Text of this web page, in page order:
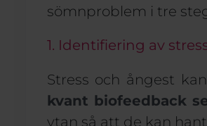
sömnproblem i tre
1. Identifiering av
Stress och ångest
kvant biofeedback
ytan så att de kan